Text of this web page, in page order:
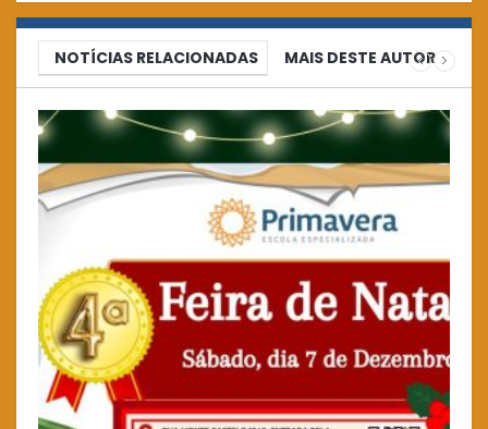
NOTÍCIAS RELACIONADAS MAIS DESTE AUTOR